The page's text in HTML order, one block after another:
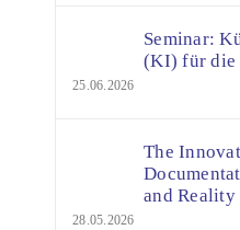
Seminar:
(KI) für die
25.06.2026
The
and
28.05.2026